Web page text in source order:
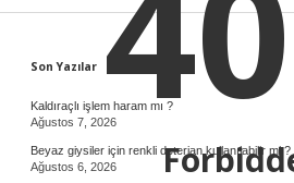
Sidebar
Son Yazılar
Kaldıraçlı işlem haram mı ?
Ağustos 7, 2026
Beyaz giysiler için renkli deterjan kullanılabilir mi ?
Ağustos 6, 2026